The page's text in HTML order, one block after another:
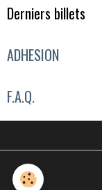
Derniers billets
ADHESION
F.A.Q.